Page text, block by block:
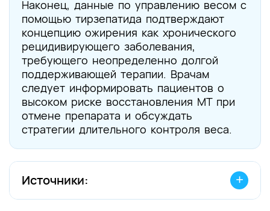
Наконец, данные по управлению весом с
помощью тирзепатида подтверждают
концепцию ожирения как хронического
рецидивирующего заболевания,
требующего неопределенно долгой
поддерживающей терапии. Врачам
следует информировать пациентов о
высоком риске восстановления МТ при
отмене препарата и обсуждать
стратегии длительного контроля веса.
Источники: